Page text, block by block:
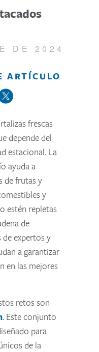
DE 2024
ARTÍCULO
frescas
depende del
estacional. La
ayuda a
de frutas y
y
estén repletas
de
expertos y
a garantizar
en las mejores
retos son
. Este conjunto
para
de la